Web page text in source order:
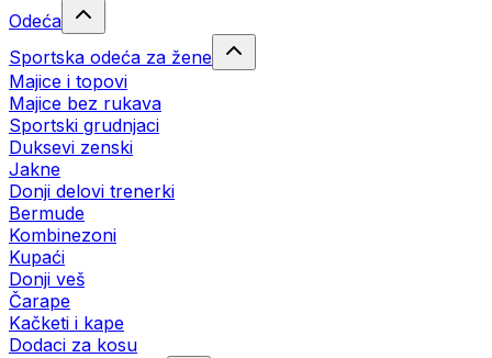
Odeća
Sportska odeća za žene
Majice i topovi
Majice bez rukava
Sportski grudnjaci
Duksevi zenski
Jakne
Donji delovi trenerki
Bermude
Kombinezoni
Kupaći
Donji veš
Čarape
Kačketi i kape
Dodaci za kosu